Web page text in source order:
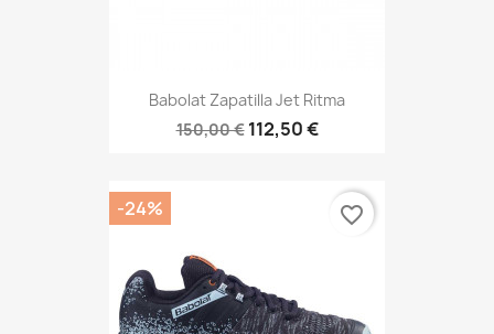
Babolat Zapatilla Jet Ritma
150,00 € 112,50 €
-24% favorite_border